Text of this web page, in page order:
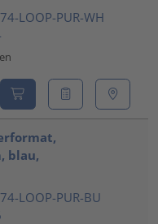
LOOP-PUR-WH
blau,
LOOP-PUR-BU